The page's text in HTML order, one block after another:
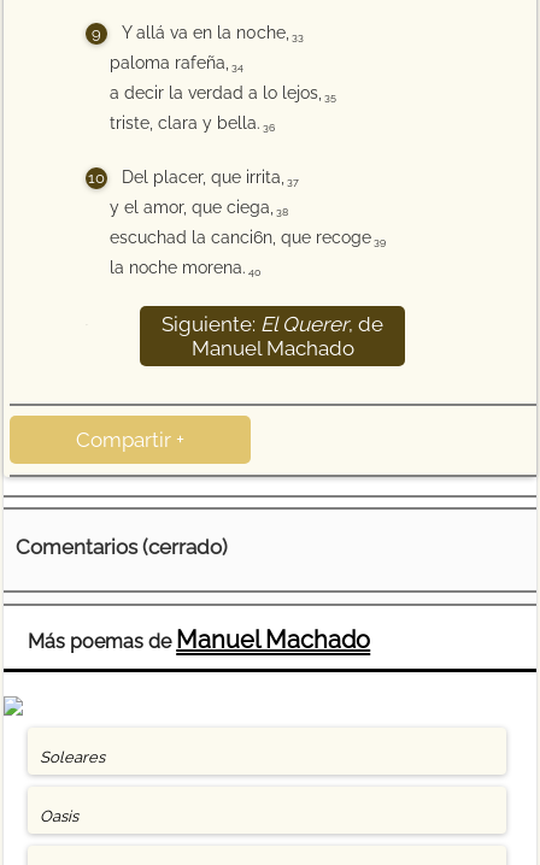
Y allá va en la n0che, 33
paloma rafeña, 34
a decir la verdad a lo lejos, 35
triste, clara y bella. 36
Del placer, que irrita, 37
y el amor, que ciega, 38
escuchad la canci6n, que recoge 39
la noche morena. 40
Siguiente: El Querer, de
Manuel Machado
Compartir +
Comentarios (cerrado)
Más poemas de Manuel Machado
Soleares
Oasis